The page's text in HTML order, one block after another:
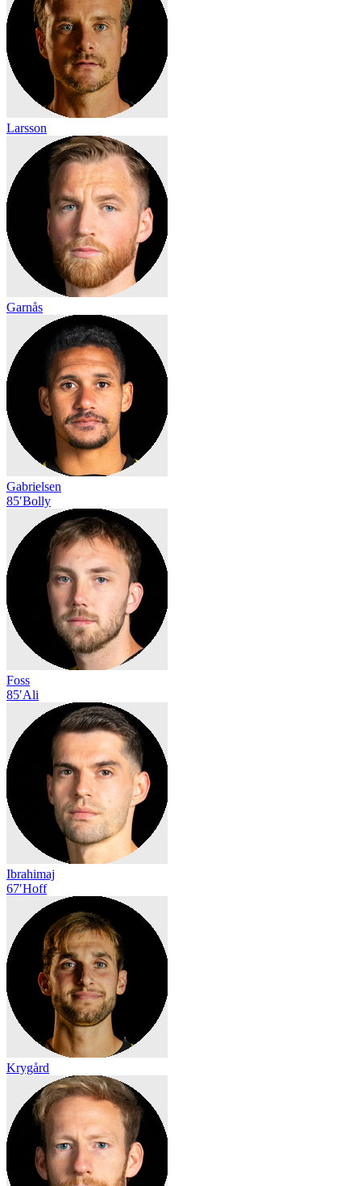
Larsson
Garnås
Gabrielsen
85′Bolly
Foss
85′Ali
Ibrahimaj
67′Hoff
Krygård